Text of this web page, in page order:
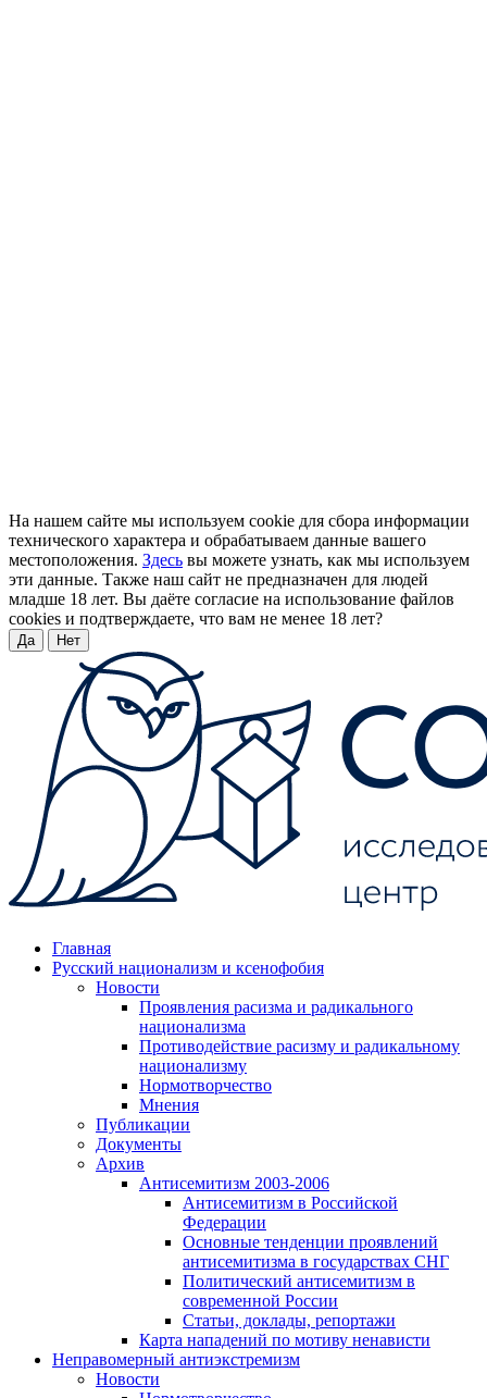
На нашем сайте мы используем cookie для сбора информации
технического характера и обрабатываем данные вашего
местоположения. Здесь вы можете узнать, как мы используем
эти данные. Также наш сайт не предназначен для людей
младше 18 лет. Вы даёте согласие на использование файлов
cookies и подтверждаете, что вам не менее 18 лет?
Да Нет
Главная
Русский национализм и ксенофобия
Новости
Проявления расизма и радикального
национализма
Противодействие расизму и радикальному
национализму
Нормотворчество
Мнения
Публикации
Документы
Архив
Антисемитизм 2003-2006
Антисемитизм в Российской
Федерации
Основные тенденции проявлений
антисемитизма в государствах СНГ
Политический антисемитизм в
современной России
Статьи, доклады, репортажи
Карта нападений по мотиву ненависти
Неправомерный антиэкстремизм
Новости